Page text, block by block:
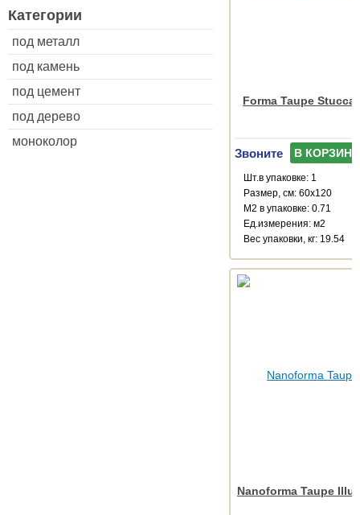
Категории
под металл
под камень
под цемент
под дерево
моноколор
Forma Taupe
Звоните В КОРЗИНУ
Шт.в упаковке: 1
Размер, см: 60x120
М2 в упаковке: 0.71
Ед.измерения: м2
Веc упаковки, кг: 19.54
Nanoforma Taupe